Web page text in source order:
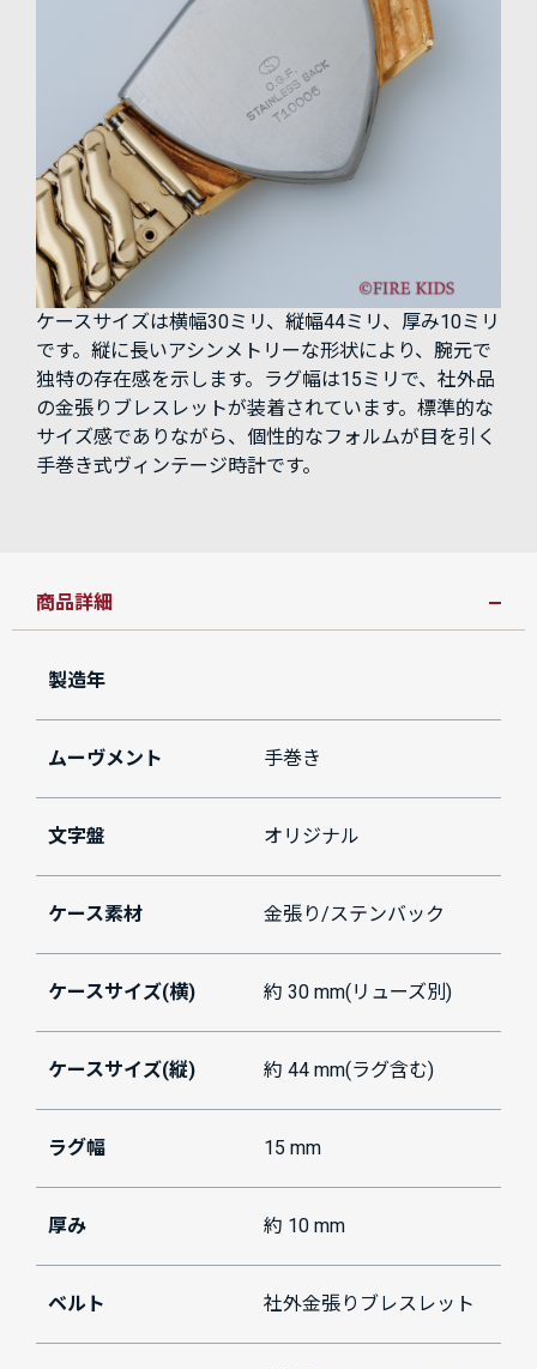
ケースサイズは横幅30ミリ、縦幅44ミリ、厚み10ミリ
です。縦に長いアシンメトリーな形状により、腕元で
独特の存在感を示します。ラグ幅は15ミリで、社外品
の金張りブレスレットが装着されています。標準的な
サイズ感でありながら、個性的なフォルムが目を引く
手巻き式ヴィンテージ時計です。
商品詳細
製造年
ムーヴメント 手巻き
文字盤 オリジナル
ケース素材 金張り/ステンバック
ケースサイズ(横) 約 30 mm(リューズ別)
ケースサイズ(縦) 約 44 mm(ラグ含む)
ラグ幅 15 mm
厚み 約 10 mm
ベルト 社外金張りブレスレット